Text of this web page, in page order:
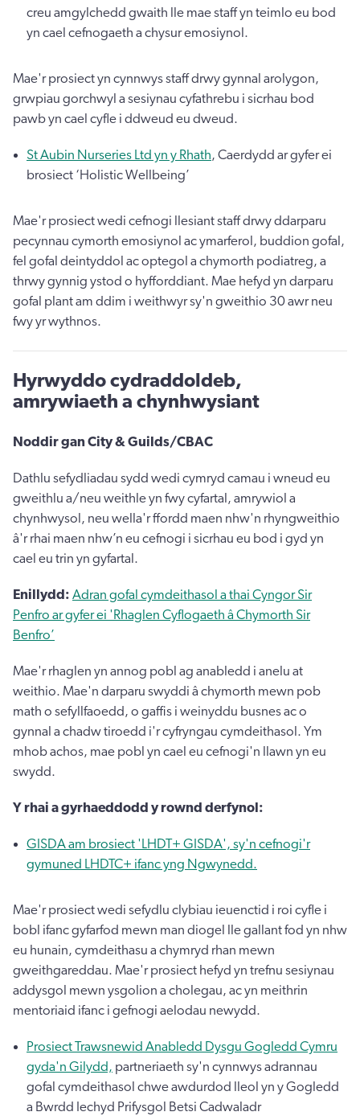
creu amgylchedd gwaith lle mae staff yn teimlo eu bod
yn cael cefnogaeth a chysur emosiynol.
Mae'r prosiect yn cynnwys staff drwy gynnal arolygon,
grwpiau gorchwyl a sesiynau cyfathrebu i sicrhau bod
pawb yn cael cyfle i ddweud eu dweud.
St Aubin Nurseries Ltd yn y Rhath, Caerdydd ar gyfer ei
brosiect ‘Holistic Wellbeing’
Mae'r prosiect wedi cefnogi llesiant staff drwy ddarparu
pecynnau cymorth emosiynol ac ymarferol, buddion gofal,
fel gofal deintyddol ac optegol a chymorth podiatreg, a
thrwy gynnig ystod o hyfforddiant. Mae hefyd yn darparu
gofal plant am ddim i weithwyr sy'n gweithio 30 awr neu
fwy yr wythnos.
Hyrwyddo cydraddoldeb,
amrywiaeth a chynhwysiant
Noddir gan City & Guilds/CBAC
Dathlu sefydliadau sydd wedi cymryd camau i wneud eu
gweithlu a/neu weithle yn fwy cyfartal, amrywiol a
chynhwysol, neu wella'r ffordd maen nhw'n rhyngweithio
â'r rhai maen nhw’n eu cefnogi i sicrhau eu bod i gyd yn
cael eu trin yn gyfartal.
Enillydd: Adran gofal cymdeithasol a thai Cyngor Sir
Penfro ar gyfer ei 'Rhaglen Cyflogaeth â Chymorth Sir
Benfro’
Mae'r rhaglen yn annog pobl ag anabledd i anelu at
weithio. Mae'n darparu swyddi â chymorth mewn pob
math o sefyllfaoedd, o gaffis i weinyddu busnes ac o
gynnal a chadw tiroedd i'r cyfryngau cymdeithasol. Ym
mhob achos, mae pobl yn cael eu cefnogi'n llawn yn eu
swydd.
Y rhai a gyrhaeddodd y rownd derfynol:
GISDA am brosiect 'LHDT+ GISDA', sy'n cefnogi'r
gymuned LHDTC+ ifanc yng Ngwynedd.
Mae'r prosiect wedi sefydlu clybiau ieuenctid i roi cyfle i
bobl ifanc gyfarfod mewn man diogel lle gallant fod yn nhw
eu hunain, cymdeithasu a chymryd rhan mewn
gweithgareddau. Mae'r prosiect hefyd yn trefnu sesiynau
addysgol mewn ysgolion a cholegau, ac yn meithrin
mentoriaid ifanc i gefnogi aelodau newydd.
Prosiect Trawsnewid Anabledd Dysgu Gogledd Cymru
gyda'n Gilydd, partneriaeth sy'n cynnwys adrannau
gofal cymdeithasol chwe awdurdod lleol yn y Gogledd
a Bwrdd Iechyd Prifysgol Betsi Cadwaladr